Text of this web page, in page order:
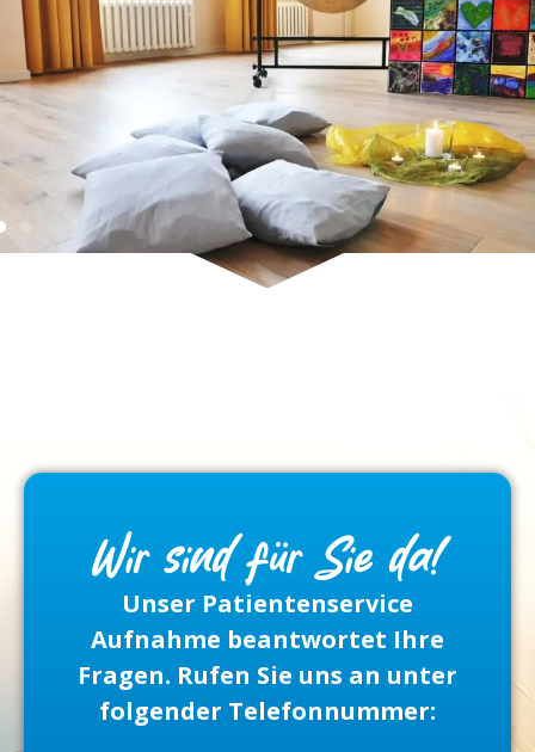
Wir sind für Sie da!
Unser Patientenservice
Aufnahme beantwortet Ihre
Fragen. Rufen Sie uns an unter
folgender Telefonnummer: